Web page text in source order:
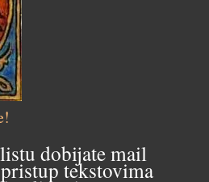
dobijate mail
tekstovima